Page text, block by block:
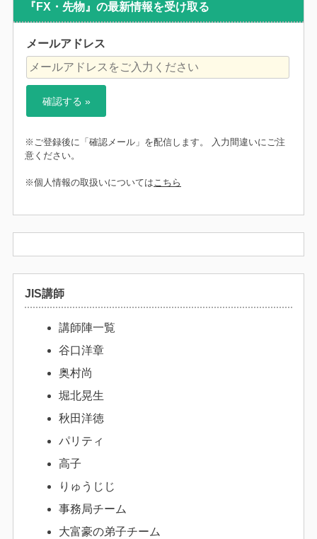
『FX・先物』の最新情報を受け取る
メールアドレス
※ご登録後に「確認メール」を配信します。 入力間違いにご注
意ください。
※個人情報の取扱いについてはこちら
JIS講師
講師陣一覧
谷口洋章
奥村尚
堀北晃生
秋田洋徳
パリティ
高子
りゅうじじ
事務局チーム
大富豪の弟子チーム